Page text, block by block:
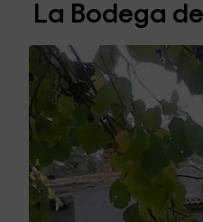
La Bodega